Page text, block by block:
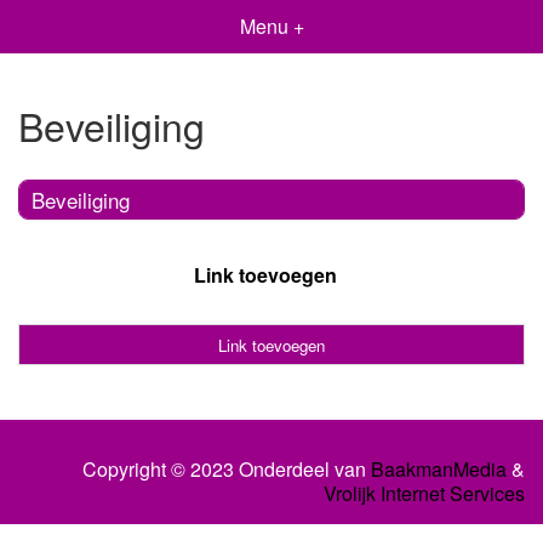
Menu +
Beveiliging
Beveiliging
Link toevoegen
Link toevoegen
Copyright © 2023 Onderdeel van BaakmanMedia&
Vrolijk Internet Services